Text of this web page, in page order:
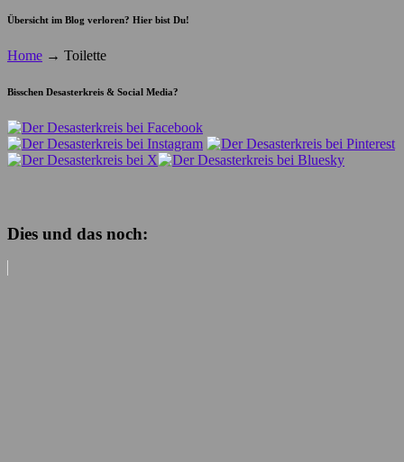
Übersicht im Blog verloren? Hier bist Du!
Home → Toilette
Bisschen Desasterkreis & Social Media?
Dies und das noch: